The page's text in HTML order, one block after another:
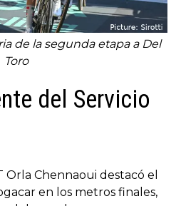
de la segunda etapa a Del
Toro
del Servicio
Orla Chennaoui destacó el
en los metros finales,